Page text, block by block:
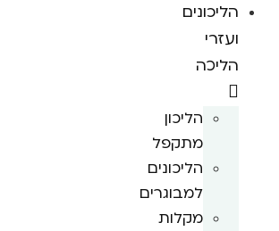
הליכונים
ועזרי
הליכה
הליכון
מתקפל
הליכונים
למבוגרים
מקלות